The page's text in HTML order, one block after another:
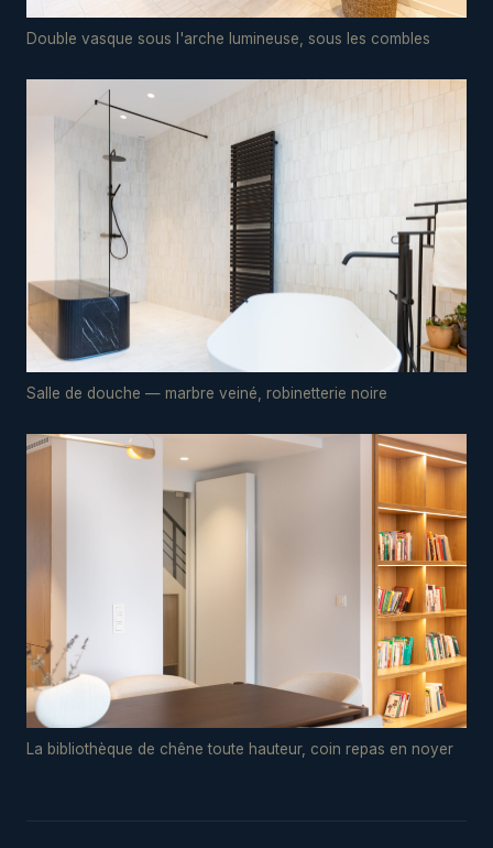
Double vasque sous l'arche lumineuse, sous les combles
Salle de douche — marbre veiné, robinetterie noire
La bibliothèque de chêne toute hauteur, coin repas en noyer